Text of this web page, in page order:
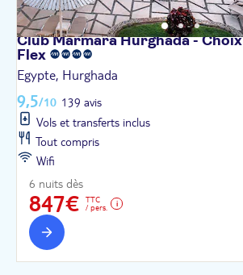
Club Marmara Hurghada - Choix
Flex
Egypte, Hurghada
9,5/10 139 avis
Vols et transferts inclus
Tout compris
Wifi
6 nuits dès
847€
TTC
/ pers.